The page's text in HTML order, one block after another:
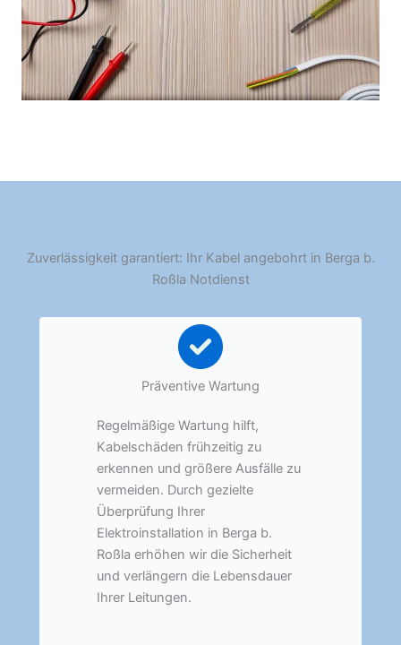
Zuverlässigkeit garantiert: Ihr Kabel angebohrt in Berga b.
Roßla Notdienst
Präventive Wartung
Regelmäßige Wartung hilft,
Kabelschäden frühzeitig zu
erkennen und größere Ausfälle zu
vermeiden. Durch gezielte
Überprüfung Ihrer
Elektroinstallation in Berga b.
Roßla erhöhen wir die Sicherheit
und verlängern die Lebensdauer
Ihrer Leitungen.